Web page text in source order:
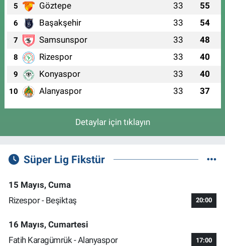
5 Göztepe 33 55
6 Başakşehir 33 54
7 Samsunspor 33 48
8 Rizespor 33 40
9 Konyaspor 33 40
10 Alanyaspor 33 37
Detaylar için tıklayın
Süper Lig Fikstür
15 Mayıs, Cuma
Rizespor - Beşiktaş
20:00
16 Mayıs, Cumartesi
Fatih Karagümrük - Alanyaspor
17:00